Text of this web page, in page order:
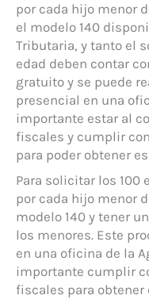
por cada hijo menor
el modelo 140
Tributaria, y tanto el
edad deben contar
gratuito y se puede
presencial en una
importante estar al
fiscales y cumplir
para poder obtener
Para solicitar los 100
por cada hijo menor
modelo 140 y tener
los menores. Este
en una oficina de la
importante cumplir
fiscales para obtener